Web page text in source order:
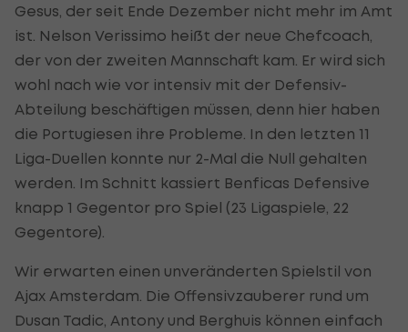
Gesus, der seit Ende Dezember nicht mehr im Amt
ist. Nelson Verissimo heißt der neue Chefcoach,
der von der zweiten Mannschaft kam. Er wird sich
wohl nach wie vor intensiv mit der Defensiv-
Abteilung beschäftigen müssen, denn hier haben
die Portugiesen ihre Probleme. In den letzten 11
Liga-Duellen konnte nur 2-Mal die Null gehalten
werden. Im Schnitt kassiert Benficas Defensive
knapp 1 Gegentor pro Spiel (23 Ligaspiele, 22
Gegentore).
Wir erwarten einen unveränderten Spielstil von
Ajax Amsterdam. Die Offensivzauberer rund um
Dusan Tadic, Antony und Berghuis können einfach